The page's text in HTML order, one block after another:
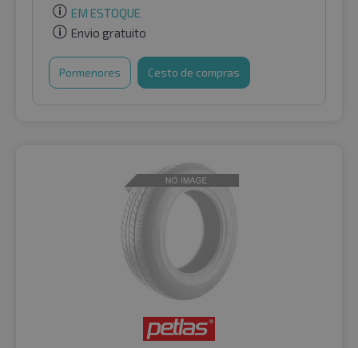
EM ESTOQUE
Envio gratuito
Pormenores Cesto de compras